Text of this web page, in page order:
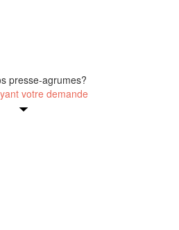
presse-agrumes?
votre demande